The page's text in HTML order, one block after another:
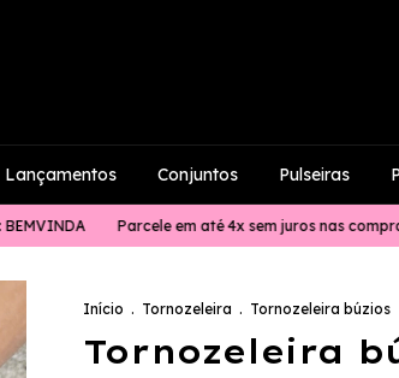
Lançamentos Conjuntos Pulseiras
Parcele em até 4x sem juros nas compras acima
Início . Tornozeleira . Tornozeleira búzios
Tornozeleira